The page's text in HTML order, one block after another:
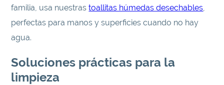
familia, usa nuestrastoallitas húmedas desechables,
perfectas para manos y superficies cuando no hay
agua.
Soluciones prácticas para la
limpieza